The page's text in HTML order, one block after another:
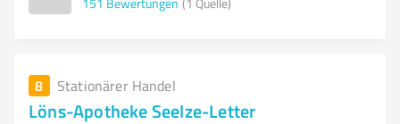
8 Stationärer Handel
Löns-Apotheke Seelze-Letter